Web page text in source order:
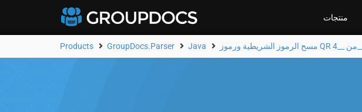
منتجات
Products GroupDocs.Parser Java